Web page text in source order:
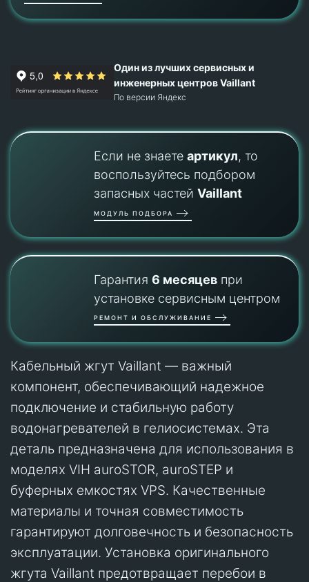
Один из лучших сервисных и
инженерных центров Vaillant
По версии Яндекс
Если не знаете артикул, то
воспользуйтесь подбором
запасных частей Vaillant
МОДУЛЬ ПОДБОРА
Гарантия 6 месяцевпри
установке сервисным центром
РЕМОНТ И ОБСЛУЖИВАНИЕ
Кабельный жгут Vaillant — важный
компонент, обеспечивающий надежное
подключение и стабильную работу
водонагревателей в гелиосистемах. Эта
деталь предназначена для использования в
моделях VIH auroSTOR, auroSTEP и
буферных емкостях VPS. Качественные
материалы и точная совместимость
гарантируют долговечность и безопасность
эксплуатации. Установка оригинального
жгута Vaillant предотвращает перебои в